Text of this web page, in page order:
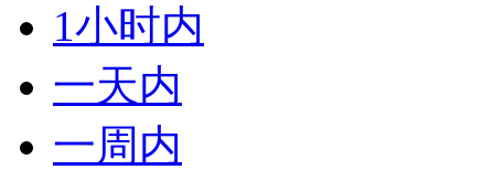
1小时内
一天内
一周内